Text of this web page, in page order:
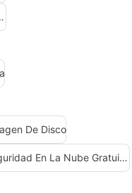
Para Windows
De Disco
Copia De Seguridad En La Nube Gratuita Para Mac